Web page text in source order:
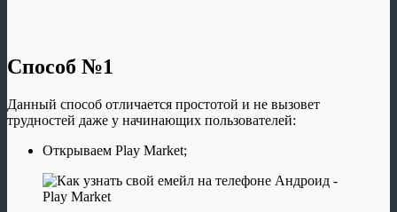
Способ №1
Данный способ отличается простотой и не вызовет
трудностей даже у начинающих пользователей:
Открываем Play Market;